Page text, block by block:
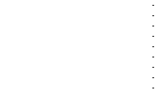
-
-
-
-
-
-
-
-
-